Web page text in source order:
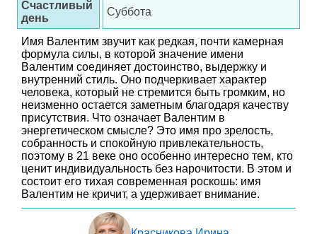
Счастливый
день
Суббота
Имя Валентим звучит как редкая, почти камерная
формула силы, в которой значение имени
Валентим соединяет достоинство, выдержку и
внутренний стиль. Оно подчеркивает характер
человека, который не стремится быть громким, но
неизменно остается заметным благодаря качеству
присутствия. Что означает Валентим в
энергетическом смысле? Это имя про зрелость,
собранность и спокойную привлекательность,
поэтому в 21 веке оно особенно интересно тем, кто
ценит индивидуальность без нарочитости. В этом и
состоит его тихая современная роскошь: имя
Валентим не кричит, а удерживает внимание.